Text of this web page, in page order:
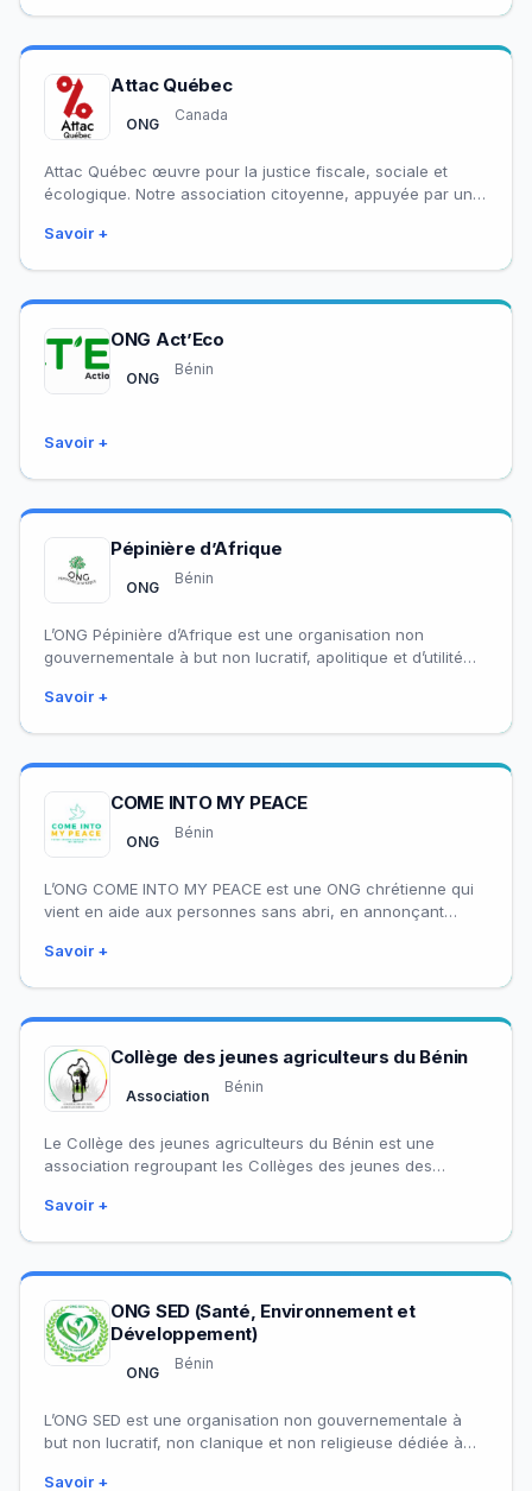
Attac Québec
ONG
Canada
Attac Québec œuvre pour la justice fiscale, sociale et
écologique. Notre association citoyenne, appuyée par une
Savoir +
ONG Act’Eco
ONG
Bénin
Savoir +
Pépinière d’Afrique
ONG
Bénin
L’ONG Pépinière d’Afrique est une organisation non
gouvernementale à but non lucratif, apolitique et d’utilité
Savoir +
COME INTO MY PEACE
ONG
Bénin
L’ONG COME INTO MY PEACE est une ONG chrétienne qui
vient en aide aux personnes sans abri, en annonçant
Savoir +
Collège des jeunes agriculteurs du Bénin
Association
Bénin
Le Collège des jeunes agriculteurs du Bénin est une
association regroupant les Collèges des jeunes des
Savoir +
ONG SED (Santé, Environnement et
Développement)
ONG
Bénin
L’ONG SED est une organisation non gouvernementale à
but non lucratif, non clanique et non religieuse dédiée à
Savoir +